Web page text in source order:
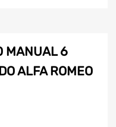
MANUAL 6
ALFA ROMEO